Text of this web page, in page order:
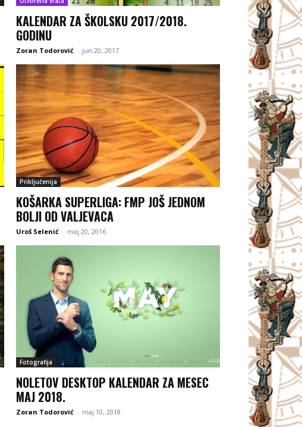
KALENDAR ZA ŠKOLSKU 2017/2018.
GODINU
Zoran Todorović - jun 20, 2017
Priključenija
KOŠARKA SUPERLIGA: FMP JOŠ JEDNOM
BOLJI OD VALJEVACA
Uroš Selenić - maj 20, 2016
Fotografija
NOLETOV DESKTOP KALENDAR ZA MESEC
MAJ 2018.
Zoran Todorović - maj 10, 2018